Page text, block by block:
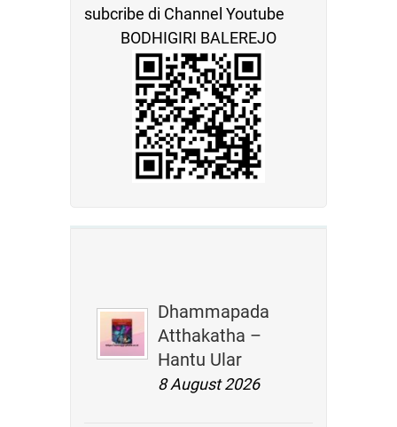
subcribe di Channel Youtube
BODHIGIRI BALEREJO
Dhammapada
Atthakatha –
Hantu Ular
8 August 2026